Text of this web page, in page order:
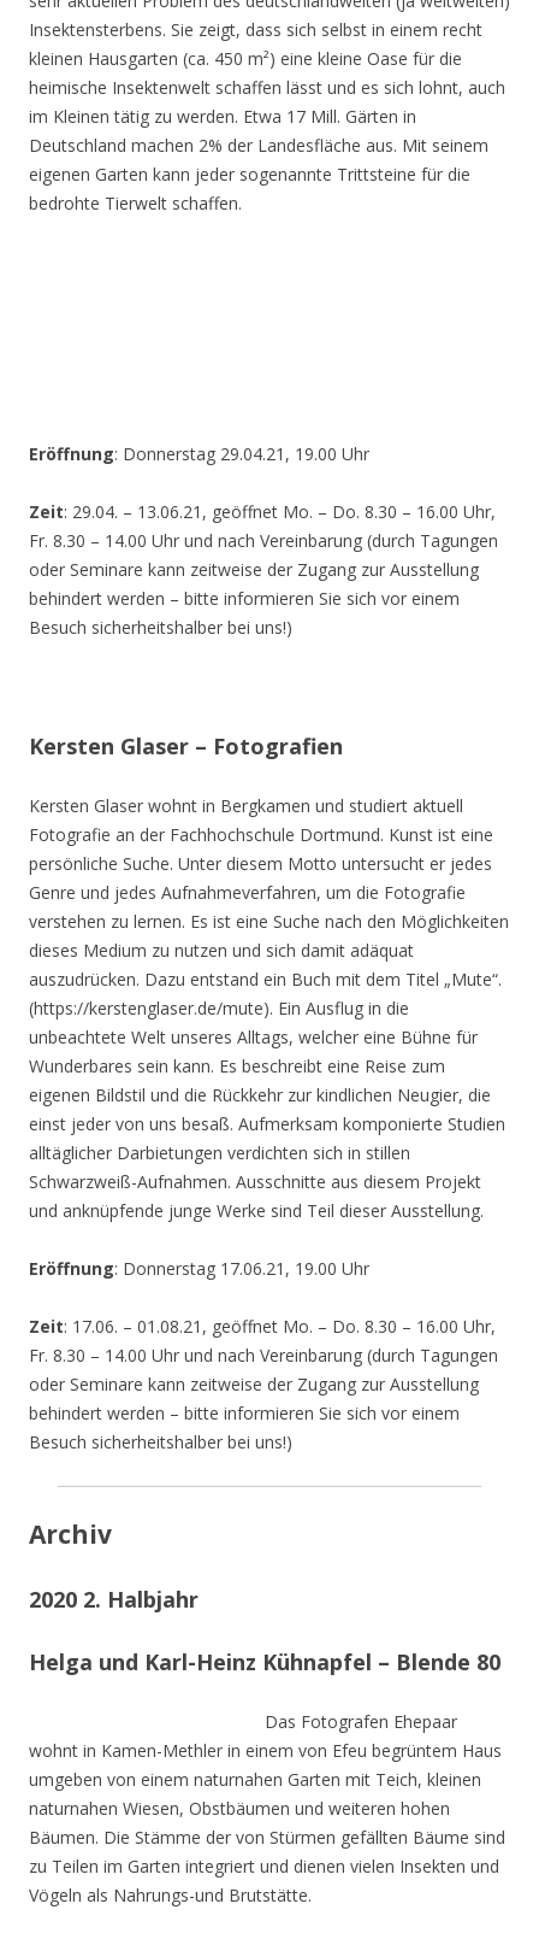
Insektensterbens. Sie zeigt, dass sich selbst in einem recht
kleinen Hausgarten (ca. 450 m²) eine kleine Oase für die
heimische Insektenwelt schaffen lässt und es sich lohnt, auch
im Kleinen tätig zu werden. Etwa 17 Mill. Gärten in
Deutschland machen 2% der Landesfläche aus. Mit seinem
eigenen Garten kann jeder sogenannte Trittsteine für die
bedrohte Tierwelt schaffen.
Eröffnung: Donnerstag 29.04.21, 19.00 Uhr
Zeit: 29.04. – 13.06.21, geöffnet Mo. – Do. 8.30 – 16.00 Uhr,
Fr. 8.30 – 14.00 Uhr und nach Vereinbarung (durch Tagungen
oder Seminare kann zeitweise der Zugang zur Ausstellung
behindert werden – bitte informieren Sie sich vor einem
Besuch sicherheitshalber bei uns!)
Kersten Glaser – Fotografien
Kersten Glaser wohnt in Bergkamen und studiert aktuell
Fotografie an der Fachhochschule Dortmund. Kunst ist eine
persönliche Suche. Unter diesem Motto untersucht er jedes
Genre und jedes Aufnahmeverfahren, um die Fotografie
verstehen zu lernen. Es ist eine Suche nach den Möglichkeiten
dieses Medium zu nutzen und sich damit adäquat
auszudrücken. Dazu entstand ein Buch mit dem Titel „Mute“.
(https://kerstenglaser.de/mute). Ein Ausflug in die
unbeachtete Welt unseres Alltags, welcher eine Bühne für
Wunderbares sein kann. Es beschreibt eine Reise zum
eigenen Bildstil und die Rückkehr zur kindlichen Neugier, die
einst jeder von uns besaß. Aufmerksam komponierte Studien
alltäglicher Darbietungen verdichten sich in stillen
Schwarzweiß-Aufnahmen. Ausschnitte aus diesem Projekt
und anknüpfende junge Werke sind Teil dieser Ausstellung.
Eröffnung: Donnerstag 17.06.21, 19.00 Uhr
Zeit: 17.06. – 01.08.21, geöffnet Mo. – Do. 8.30 – 16.00 Uhr,
Fr. 8.30 – 14.00 Uhr und nach Vereinbarung (durch Tagungen
oder Seminare kann zeitweise der Zugang zur Ausstellung
behindert werden – bitte informieren Sie sich vor einem
Besuch sicherheitshalber bei uns!)
Archiv
2020 2. Halbjahr
Helga und Karl-Heinz Kühnapfel – Blende 80
Das Fotografen Ehepaar
wohnt in Kamen-Methler in einem von Efeu begrüntem Haus
umgeben von einem naturnahen Garten mit Teich, kleinen
naturnahen Wiesen, Obstbäumen und weiteren hohen
Bäumen. Die Stämme der von Stürmen gefällten Bäume sind
zu Teilen im Garten integriert und dienen vielen Insekten und
Vögeln als Nahrungs-und Brutstätte.